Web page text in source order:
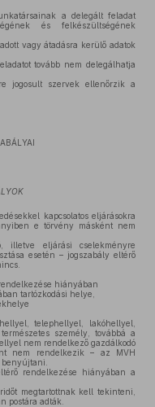
a delegált feladat
és felkészültségének
vagy átadásra kerülő adatok
tovább nem delegálhatja
jogosult szervek ellenőrzik a
kapcsolatos eljárásokra
e törvény másként nem
eljárási cselekményre
esetén – jogszabály eltérő
hiányában
tartózkodási helye,
telephellyel, lakóhellyel,
személy, továbbá a
nem rendelkező gazdálkodó
nem rendelkezik – az MVH
rendelkezése hiányában a
megtartottnak kell tekinteni,
postára adták.